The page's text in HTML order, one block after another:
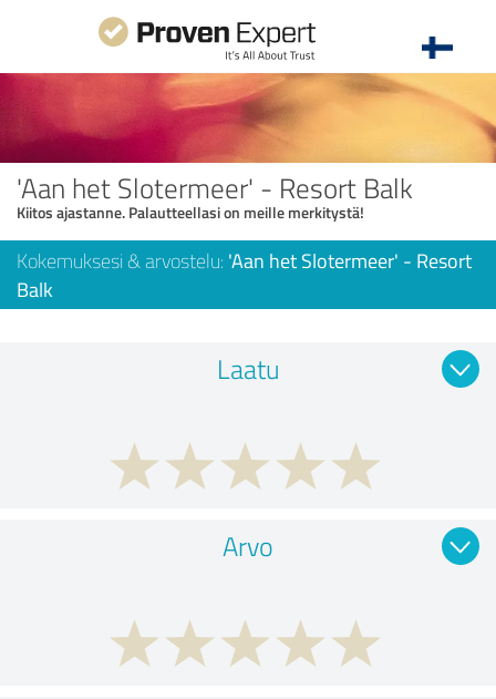
'Aan het Slotermeer' - Resort Balk
Kiitos ajastanne. Palautteellasi on meille merkitystä!
Kokemuksesi & arvostelu: 'Aan het Slotermeer' - Resort
Balk
Laatu
Arvo